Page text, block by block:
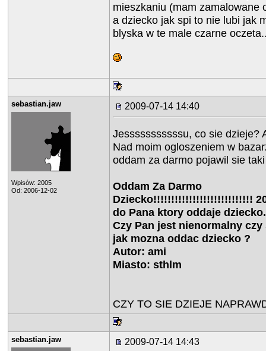
mieszkaniu (mam zamalowane
a dziecko jak spi to nie lubi jak
blyska w te male czarne
sebastian.jaw
Wpisów: 2005
Od: 2006-12-02
2009-07-14 14:40
Jesssssssssssu, co sie dzieje?
Nad moim ogloszeniem w
oddam za darmo pojawil sie
Oddam Za Darmo
Dziecko!!!!!!!!!!!!!!!!!!!!!!!!!!!!
do Pana ktory oddaje dziecko.
Czy Pan jest nienormalny
jak mozna oddac dziecko ?
Autor: ami
Miasto: sthlm
CZY TO SIE DZIEJE
sebastian.jaw 2009-07-14 14:43